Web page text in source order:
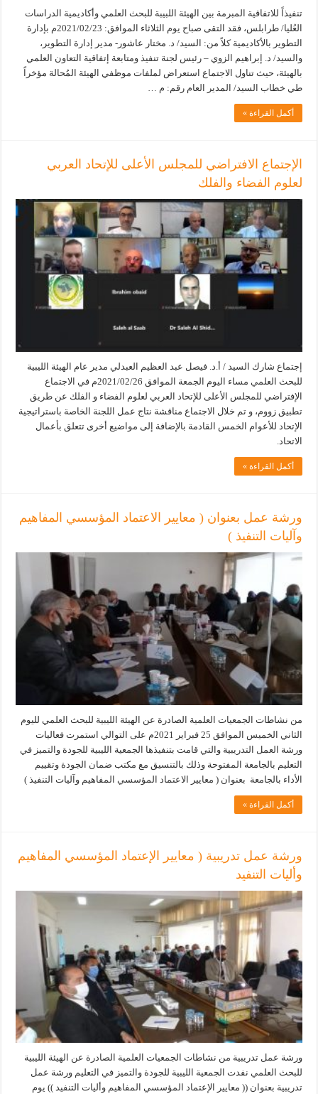
تنفيذاً للاتفاقية المبرمة بين الهيئة اللبيبة للبحث العلمي وأكاديمية الدراسات
العُليا/ طرابلس، فقد التقى صباح يوم الثلاثاء الموافق: 2021/02/23م بإدارة
التطوير بالأكاديمية كلاً من: السيد/ د. مختار عاشور- مدير إدارة التطوير،
والسيد/ د. إبراهيم الزوي – رئيس لجنة تنفيذ ومتابعة إتفاقية التعاون العلمي
بالهيئة، حيث تناول الاجتماع استعراض لملفات موظفي الهيئة المُحالة مؤخراً
طي خطاب السيد/ المدير العام رقم: م …
أكمل القراءة »
الإجتماع الافتراضي للمجلس الأعلى للإتحاد العربي
لعلوم الفضاء والفلك
إجتماع شارك السيد / أ.د. فيصل عبد العظيم العبدلي مدير عام الهيئة الليبية
للبحث العلمي مساء اليوم الجمعة الموافق 2021/02/26م في الاجتماع
الإفتراضي للمجلس الأعلى للإتحاد العربي لعلوم الفضاء و الفلك عن طريق
تطبيق زووم، و تم خلال الاجتماع مناقشة نتاج عمل اللجنة الخاصة باستراتيجية
الإتحاد للأعوام الخمس القادمة بالإضافة إلى مواضيع أخرى تتعلق بأعمال
الاتحاد.
أكمل القراءة »
ورشة عمل بعنوان ( معايير الاعتماد المؤسسي المفاهيم
وآليات التنفيذ )
من نشاطات الجمعيات العلمية الصادرة عن الهيئة الليبية للبحث العلمي لليوم
الثاني الخميس الموافق 25 فبراير 2021م على التوالي استمرت فعاليات
ورشة العمل التدريبية والتي قامت بتنفيذها الجمعية الليبية للجودة والتميز في
التعليم بالجامعة المفتوحة وذلك بالتنسيق مع مكتب ضمان الجودة وتقييم
الأداء بالجامعة بعنوان ( معايير الاعتماد المؤسسي المفاهيم وآليات التنفيذ )
أكمل القراءة »
ورشة عمل تدريبية ( معايير الإعتماد المؤسسي المفاهيم
وأليات التنفيد
ورشة عمل تدريبية من نشاطات الجمعيات العلمية الصادرة عن الهيئة الليبية
للبحث العلمي نفدت الجمعية الليبية للجودة والتميز في التعليم ورشة عمل
تدريبية بعنوان (( معايير الإعتماد المؤسسي المفاهيم وأليات التنفيد )) يوم